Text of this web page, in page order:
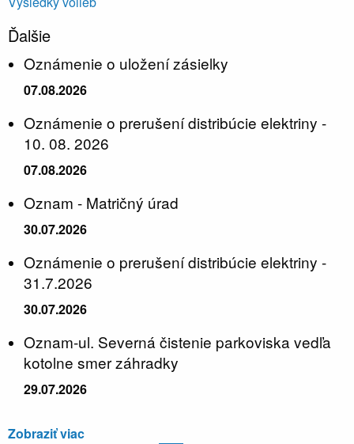
Ďalšie
Oznámenie o uložení zásielky
07.08.2026
Oznámenie o prerušení distribúcie elektriny -
10. 08. 2026
07.08.2026
Oznam - Matričný úrad
30.07.2026
Oznámenie o prerušení distribúcie elektriny -
31.7.2026
30.07.2026
Oznam-ul. Severná čistenie parkoviska vedľa
kotolne smer záhradky
29.07.2026
Zobraziť viac